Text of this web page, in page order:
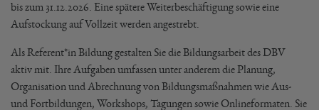
bis zum 31.12.2026. Eine spätere Weiterbeschäftigung sowie eine
Aufstockung auf Vollzeit werden angestrebt.
Als Referent*in Bildung gestalten Sie die Bildungsarbeit des DBV
aktiv mit. Ihre Aufgaben umfassen unter anderem die Planung,
Organisation und Abrechnung von Bildungsmaßnahmen wie Aus-
und Fortbildungen, Workshops, Tagungen sowie Onlineformaten. Sie